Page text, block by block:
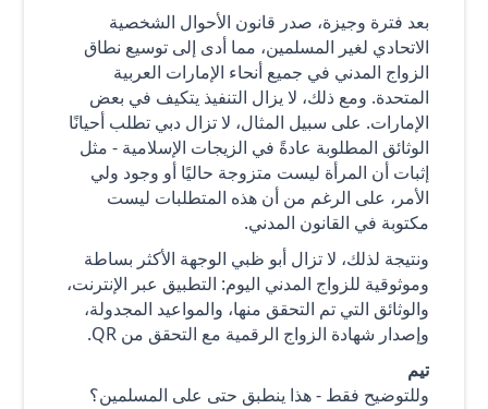
بعد فترة وجيزة، صدر قانون الأحوال الشخصية
الاتحادي لغير المسلمين، مما أدى إلى توسيع نطاق
الزواج المدني في جميع أنحاء الإمارات العربية
المتحدة. ومع ذلك، لا يزال التنفيذ يتكيف في بعض
الإمارات. على سبيل المثال، لا تزال دبي تطلب أحيانًا
الوثائق المطلوبة عادةً في الزيجات الإسلامية - مثل
إثبات أن المرأة ليست متزوجة حاليًا أو وجود ولي
الأمر، على الرغم من أن هذه المتطلبات ليست
مكتوبة في القانون المدني.
ونتيجة لذلك، لا تزال أبو ظبي الوجهة الأكثر بساطة
وموثوقية للزواج المدني اليوم: التطبيق عبر الإنترنت،
والوثائق التي تم التحقق منها، والمواعيد المجدولة،
وإصدار شهادة الزواج الرقمية مع التحقق من QR.
تيم
وللتوضيح فقط - هذا ينطبق حتى على المسلمين؟